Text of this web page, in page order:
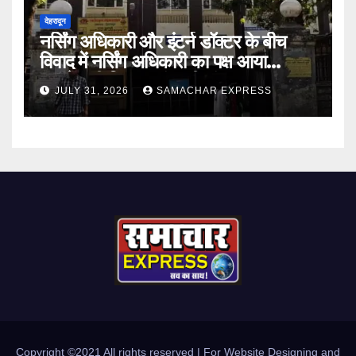
देहरादून
नर्सिंग अधिकारी और इंटर्न डॉक्टर के बीच
विवाद में नर्सिंग अधिकारी का पक्ष आया
सामने,करी निष्पक्ष जांच की मांग
JULY 31, 2026 SAMACHAR EXPRESS
Copyright ©2021 All rights reserved | For Website Designing and